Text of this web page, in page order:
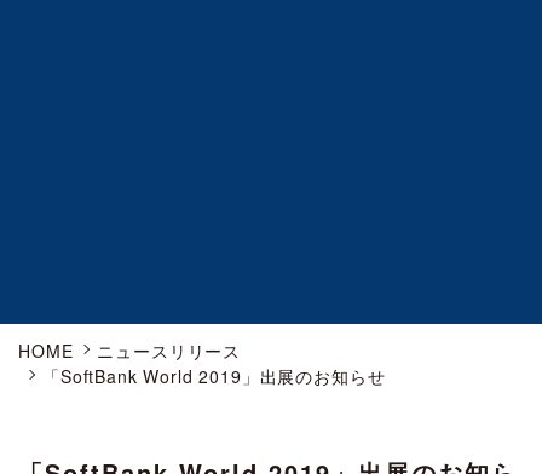
HOME
ニュースリリース
「SoftBank World 2019」出展のお知らせ